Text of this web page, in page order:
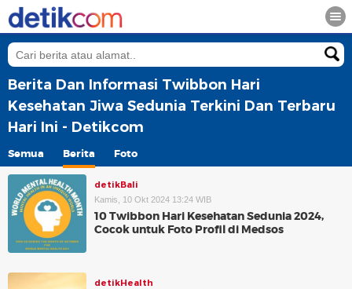
Berita Dan Informasi Twibbon Hari
Kesehatan Jiwa Sedunia Terkini Dan Terbaru
Hari Ini - Detikcom
Semua Berita Foto
detikBali
Kamis, 10 Okt 2024 13:24 WIB
10 Twibbon Hari Kesehatan Sedunia 2024,
Cocok untuk Foto Profil di Medsos
detikHealth